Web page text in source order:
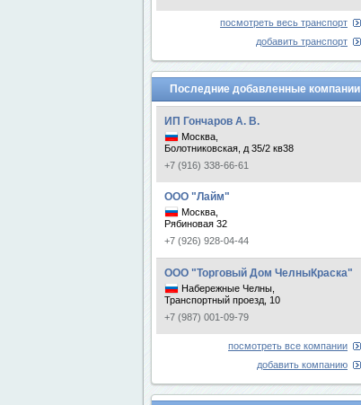
посмотреть весь транспорт
добавить транспорт
Последние добавленные компании
ИП Гончаров А. В.
Москва,
Болотниковская, д 35/2 кв38
+7 (916) 338-66-61
ООО "Лайм"
Москва,
Рябиновая 32
+7 (926) 928-04-44
ООО "Торговый Дом ЧелныКраска"
Набережные Челны,
Транспортный проезд, 10
+7 (987) 001-09-79
посмотреть все компании
добавить компанию